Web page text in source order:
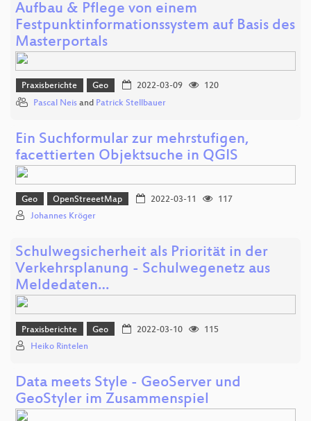
Aufbau & Pflege von einem
Festpunktinformationssystem auf Basis des
Masterportals
Praxisberichte Geo 2022-03-09
120
Pascal Neis and Patrick Stellbauer
Ein Suchformular zur mehrstufigen,
facettierten Objektsuche in QGIS
Geo OpenStreeetMap 2022-03-11
117
Johannes Kröger
Schulwegsicherheit als Priorität in der
Verkehrsplanung - Schulwegenetz aus
Meldedaten…
Praxisberichte Geo 2022-03-10
115
Heiko Rintelen
Data meets Style - GeoServer und
GeoStyler im Zusammenspiel